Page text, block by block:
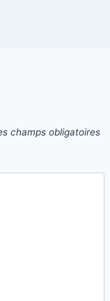
champs obligatoires